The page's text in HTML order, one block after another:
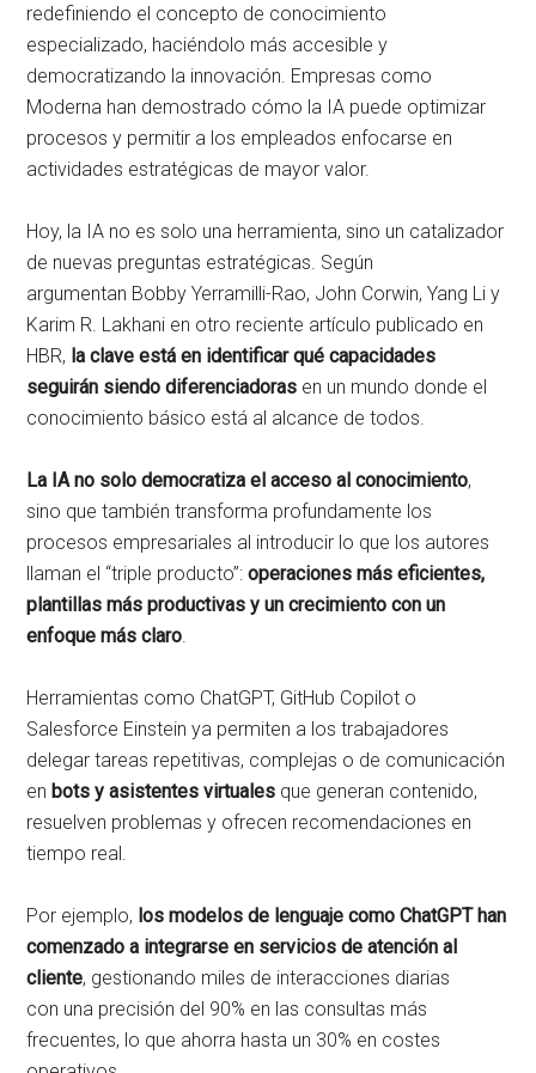
redefiniendo el concepto de conocimiento
especializado, haciéndolo más accesible y
democratizando la innovación. Empresas como
Moderna han demostrado cómo la IA puede optimizar
procesos y permitir a los empleados enfocarse en
actividades estratégicas de mayor valor.
Hoy, la IA no es solo una herramienta, sino un catalizador
de nuevas preguntas estratégicas. Según
argumentan Bobby Yerramilli-Rao, John Corwin, Yang Li y
Karim R. Lakhani en otro reciente artículo publicado en
HBR, la clave está en identificar qué capacidades
seguirán siendo diferenciadoras en un mundo donde el
conocimiento básico está al alcance de todos.
La IA no solo democratiza el acceso al conocimiento,
sino que también transforma profundamente los
procesos empresariales al introducir lo que los autores
llaman el “triple producto”:operaciones más eficientes,
plantillas más productivas y un crecimiento con un
enfoque más claro
Herramientas como ChatGPT, GitHub Copilot o
Salesforce Einstein ya permiten a los trabajadores
delegar tareas repetitivas, complejas o de comunicación
enbots y asistentes virtuales que generan contenido,
resuelven problemas y ofrecen recomendaciones en
tiempo real.
Por ejemplo, los modelos de lenguaje como ChatGPT han
comenzado a integrarse en servicios de atención al
cliente, gestionando miles de interacciones diarias
con una precisión del 90% en las consultas más
frecuentes, lo que ahorra hasta un 30% en costes